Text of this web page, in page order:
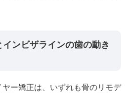
ンビザラインの歯の動き
ー矯正は、いずれも骨のリモデ